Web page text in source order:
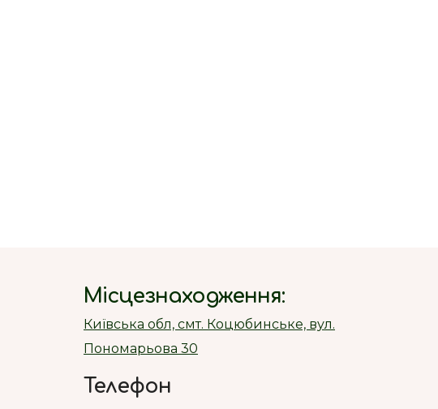
Місцезнаходження:
Київська обл, смт. Коцюбинське, вул.
Пономарьова 30
Телефон